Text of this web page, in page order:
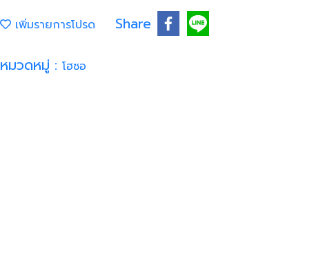
เพิ่มรายการโปรด Share
หมวดหมู่ : โฮซอ